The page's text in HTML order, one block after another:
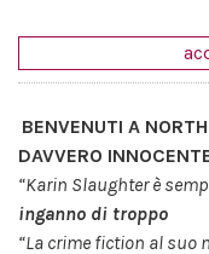
BENVENUTI A
DAVVERO
“Karin Slaughter è
inganno di troppo
“La crime fiction al suo